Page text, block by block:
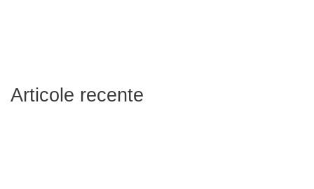
Articole recente